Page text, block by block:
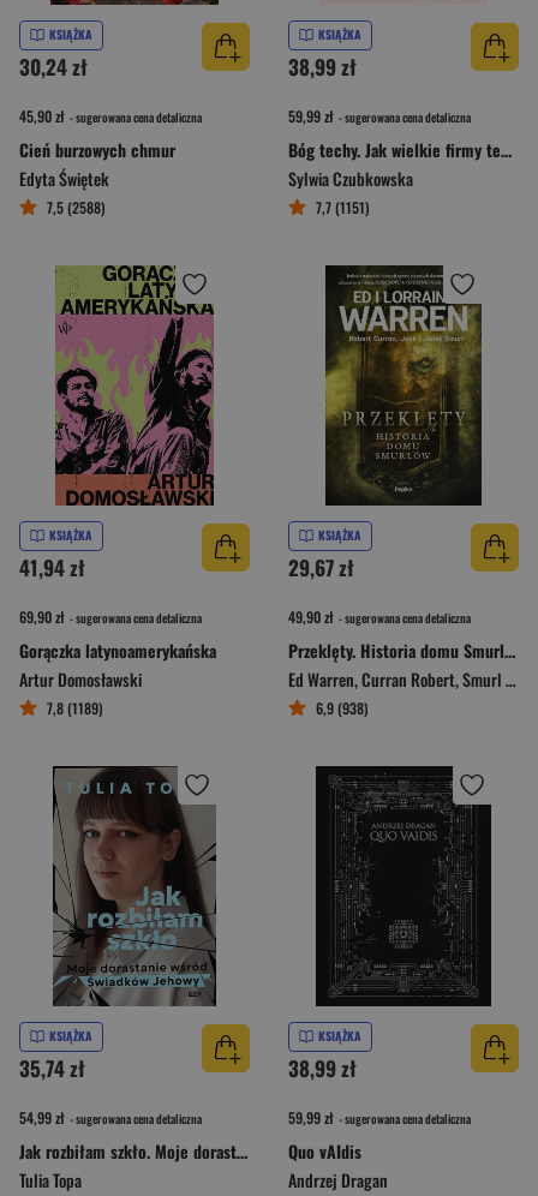
KSIĄŻKA
30,24 zł
45,90 zł - sugerowana cena detaliczna
Cień burzowych chmur
Edyta Świętek
7,5 (2588)
KSIĄŻKA
38,99 zł
59,99 zł - sugerowana cena detaliczna
Bóg techy. Jak wielkie firmy technologiczne przejmują władzę nad Polską i światem
Sylwia Czubkowska
7,7 (1151)
KSIĄŻKA
41,94 zł
69,90 zł - sugerowana cena detaliczna
Gorączka latynoamerykańska
Artur Domosławski
7,8 (1189)
KSIĄŻKA
29,67 zł
49,90 zł - sugerowana cena detaliczna
Przeklęty. Historia domu Smurlów
Ed Warren,Curran Robert,Smurl Jack
6,9 (938)
KSIĄŻKA
35,74 zł
54,99 zł - sugerowana cena detaliczna
Jak rozbiłam szkło. Moje dorastanie wśród Świadków Jehowy
Tulia Topa
KSIĄŻKA
38,99 zł
59,99 zł - sugerowana cena detaliczna
Quo vAIdis
Andrzej Dragan